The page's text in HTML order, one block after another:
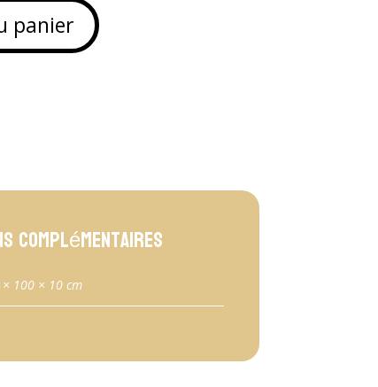
panier
complémentaires
100 × 10 cm